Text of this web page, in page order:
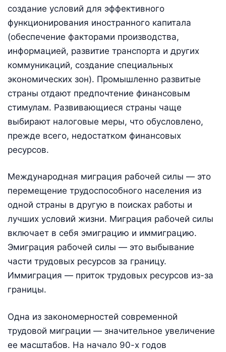
создание условий для эффективного
функционирования иностранного капитала
(обеспечение факторами производства,
информацией, развитие транспорта и других
коммуникаций, создание специальных
экономических зон). Промышленно развитые
страны отдают предпочтение финансовым
стимулам. Развивающиеся страны чаще
выбирают налоговые меры, что обусловлено,
прежде всего, недостатком финансовых
ресурсов.
Международная миграция рабочей силы — это
перемещение трудоспособного населения из
одной страны в другую в поисках работы и
лучших условий жизни. Миграция рабочей силы
включает в себя эмиграцию и иммиграцию.
Эмиграция рабочей силы — это выбывание
части трудовых ресурсов за границу.
Иммиграция — приток трудовых ресурсов из-за
границы.
Одна из закономерностей современной
трудовой миграции — значительное увеличение
ее масштабов. На начало 90-х годов